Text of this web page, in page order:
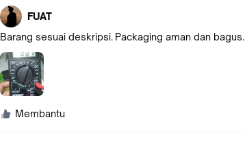
FUAT
Barang sesuai deskripsi. Packaging aman dan bagus.
Membantu